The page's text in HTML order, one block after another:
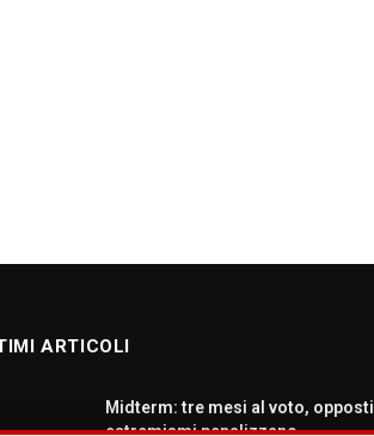
ARTICOLI
Midterm: tre mesi al voto, opposti
estremismi penalizzano